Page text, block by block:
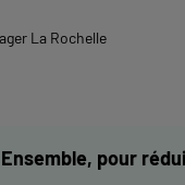
La Rochelle
Ensemble, pour